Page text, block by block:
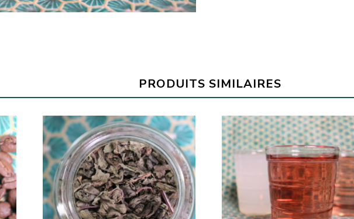
PRODUITS SIMILAIRES